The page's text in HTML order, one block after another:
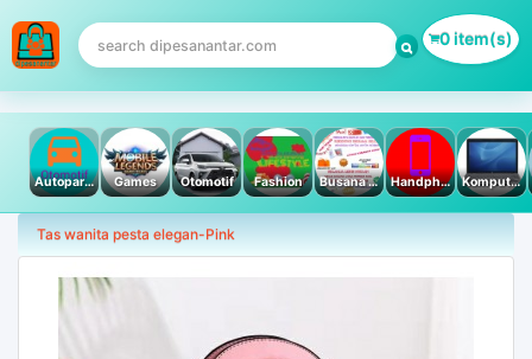
0 item(s)
Autoparts Games Otomotif Fashion Busana Muslim Handphone & Tablet Komputer PC & Laptop
Tas wanita pesta elegan-Pink